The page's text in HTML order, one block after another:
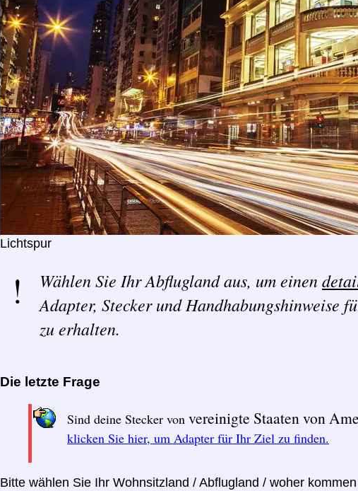
Lichtspur
Wählen Sie Ihr Abflugland aus, um einen
Adapter, Stecker und Handhabungshinweise
zu erhalten.
Die letzte Frage
Sind deine Stecker von vereinigte Staaten von
klicken Sie hier, um Adapter für Ihr Ziel zu finden.
Bitte wählen Sie Ihr Wohnsitzland / Abflugland / woher